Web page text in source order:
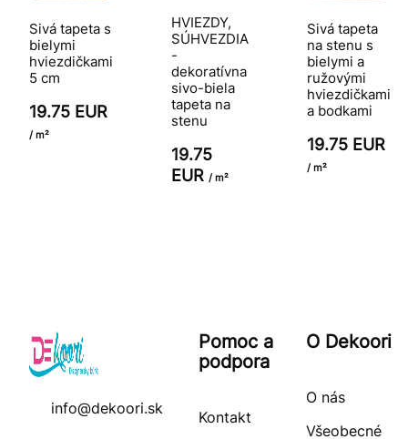
Sivá tapeta s
bielymi
hviezdičkami
5 cm
19.75 EUR
/ m²
HVIEZDY,
SÚHVEZDIA
-
dekoratívna
sivo-biela
tapeta na
stenu
19.75
EUR / m²
Sivá tapeta
na stenu s
bielymi a
ružovými
hviezdičkami
a bodkami
19.75 EUR
/ m²
info@dekoori.sk
Pomoc a
podpora
Kontakt
O Dekoori
O nás
Všeobecné